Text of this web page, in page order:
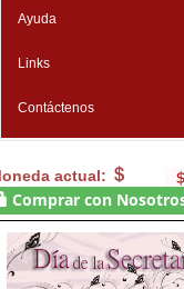
Ayuda
Links
Contáctenos
actual:
Comprar con